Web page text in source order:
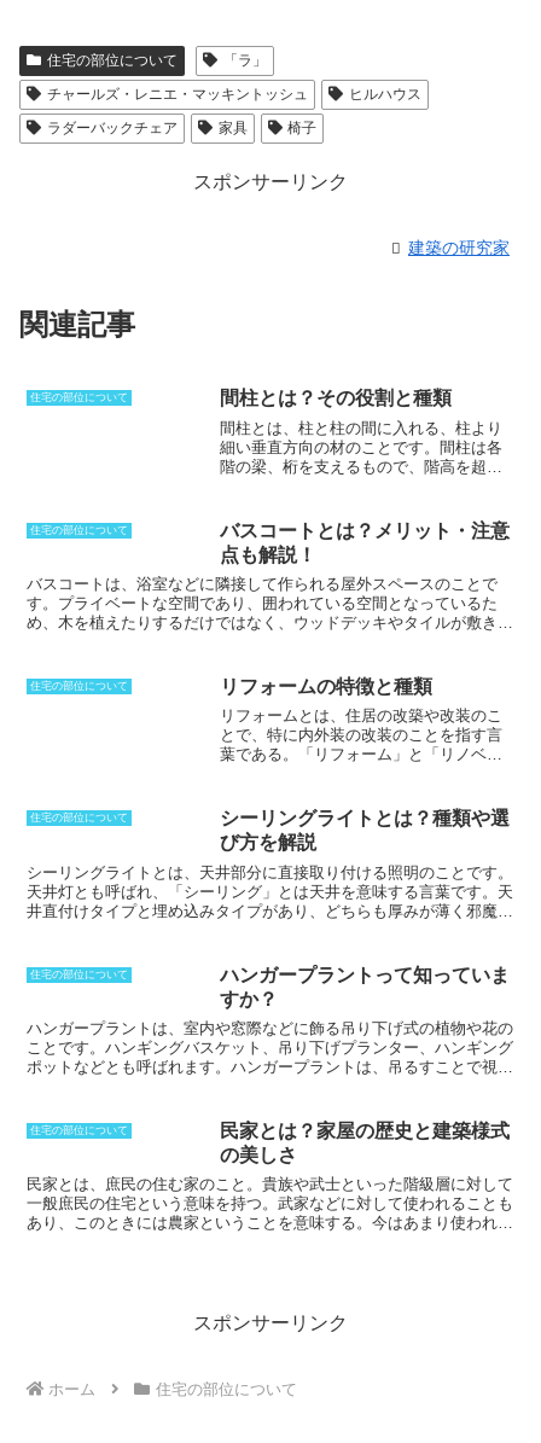
住宅の部位について
「ラ」
チャールズ・レニエ・マッキントッシュ
ヒルハウス
ラダーバックチェア
家具 椅子
スポンサーリンク
建築の研究家
関連記事
住宅の部位について 間柱とは？その役割と種類
間柱とは、柱と柱の間に入れる、柱より
細い垂直方向の材のことです。間柱は各
階の梁、桁を支えるもので、階高を超え
の柱の1／2や1／3割材を使用します。横
架材には大入れで釘打ち、もしくは短ほ
ぞ差しで釘打ちして止め付けます。石膏
ボードやサイディングなどの壁材を固定
するための下地材であり、そのため間柱
は壁の厚さによってサイズが変わりま
住宅の部位について
バスコートとは？メリット・注意
点も解説！
バスコートは、浴室などに隣接して作られる屋外スペースのことで
す。 プライベートな空間であり、囲われている空間となっているた
め、木を植えたりするだけではなく、ウッドデッキやタイルが敷き詰
涼むという目的だけではなく、光も取り入れていくことができるた
め、開放感を作り出すことができるようになります。また、入浴した
ときにも目線が外に向き、空間を広く感じさせることもできます。壁
を立て込んだ閉鎖した空間とすることから、普段から物干しスペース
に利用することで、他の視線を気にすることもありません。通風にも
住宅の部位について リフォームの特徴と種類
リフォームとは、住居の改築や改装のこ
とで、特に内外装の改装のことを指す言
葉である。
「リフォーム」と「リノベー
「革新、修復」という意味で、中古の建
物の品質や性能を新築時の状態よりも向
上させ、不動産としての価値を高めるこ
とが目的である。一方、「リフォーム」
とは、壊れていたり、老朽化していたり
する部分を修理し、中古の建物を新築時
者のために部屋を以前の状態に戻す「原
状回復」も、「リフォーム」に該当す
る。なお、実際には両者に厳密な定義は
なく、住居の改装全般を表す言葉として
「リフォーム」という言葉が使われるこ
とが多い。
住宅の部位について
シーリングライトとは？種類や選
び方を解説
シーリングライトとは、 天井部分に直接取り付ける照明のことです。
天井灯とも呼ばれ、「シーリング」とは天井を意味する言葉です。天
井直付けタイプと埋め込みタイプがあり、どちらも厚みが薄く邪魔に
部屋を照らすことができます。また、部屋の天井が高く見えるように
なり、吊り下げるタイプのペンダント照明より部屋を広く感じるよう
になる点も特徴です。光源に使われるのは蛍光灯が多く、外側には光
を和らげるために、アクリルなどを加工したカバーを付けます。光源
としてLEDを使ったタイプもあり、シーリングファンと一体化してい
る物もあります。
住宅の部位について
ハンガープラントって知っていま
すか？
ハンガープラント は、室内や窓際などに飾る吊り下げ式の植物や花の
ことです。ハンギングバスケット、吊り下げプランター、ハンギング
ポットなどとも呼ばれます。ハンガープラントは、吊るすことで視界
ガープラントには、さまざまな種類のものがあります。観葉植物、多
肉植物、花など、その種類は多岐にわたります。また、ハンガープラ
ント用の容器も、さまざまな種類のものがあります。籠、陶器、プラ
スチックなど、その素材は多岐にわたります。
住宅の部位について
民家とは？家屋の歴史と建築様式
の美しさ
民家とは、庶民の住む家のこと。貴族や武士といった階級層に対して
一般庶民の住宅という意味を持つ。武家などに対して使われることも
あり、このときには農家ということを意味する。今はあまり使われる
茅葺屋根などの特徴があり、内装的には、複雑な間取りを持つの
ではなく、簡単に作られており、玄関には土間が作られるなど出入り
夫されていった。
スポンサーリンク
ホーム 住宅の部位について